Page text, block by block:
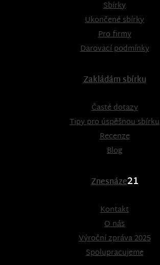
Sbírky
Ukončené sbírky
Pro firmy
Darovací podmínky
Zakládám sbírku
Časté dotazy
Tipy pro úspěšnou sbírku
Recenze
Blog
Znesnáze21
Kontakt
O nás
Výroční zpráva 2025
Spolupracujeme